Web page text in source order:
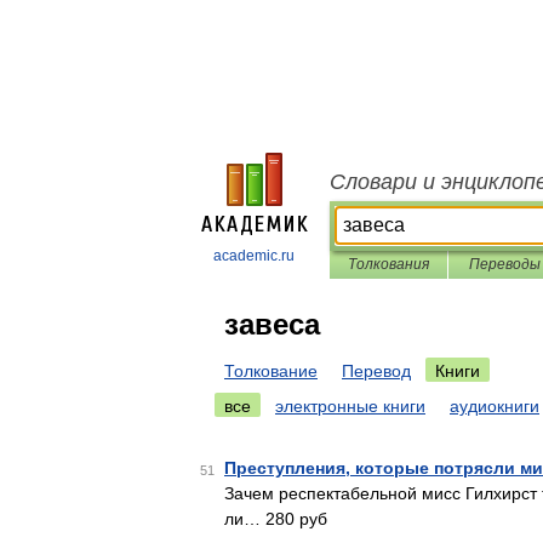
academic.ru
Словари и
Толкования Переводы
завеса
Толкование Перевод
Книги
все
электронные книги аудиокниги
51
Преступления, которые потрясли
Зачем респектабельной мисс
ли… 280 руб